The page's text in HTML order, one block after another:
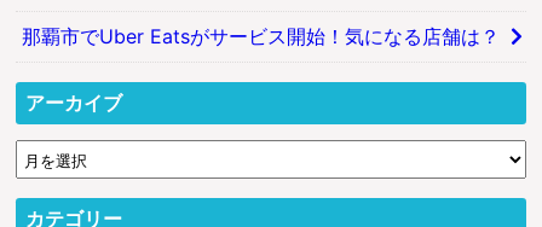
那覇市でUber Eatsがサービス開始！気になる店舗は？
アーカイブ
カテゴリー